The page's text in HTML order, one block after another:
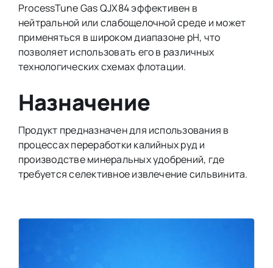
ProcessTune Gas QJX84 эффективен в
нейтральной или слабощелочной среде и может
применяться в широком диапазоне pH, что
позволяет использовать его в различных
технологических схемах флотации.
Назначение
Продукт предназначен для использования в
процессах переработки калийных руд и
производстве минеральных удобрений, где
требуется селективное извлечение сильвинита.